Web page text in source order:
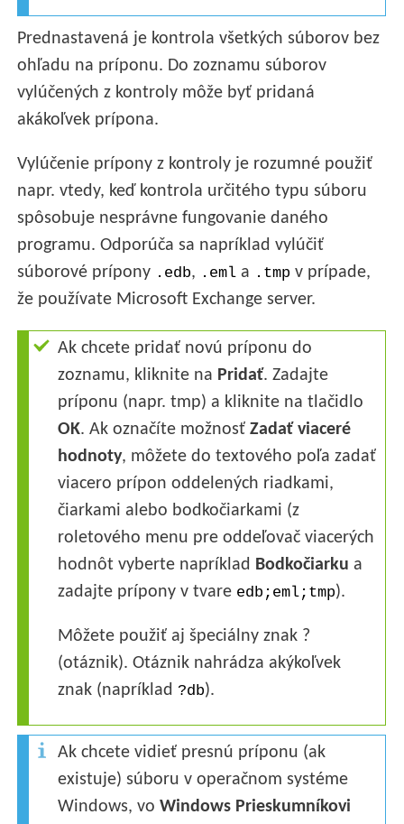
Prednastavená je kontrola všetkých súborov bez
ohľadu na príponu. Do zoznamu súborov
vylúčených z kontroly môže byť pridaná
akákoľvek prípona.
Vylúčenie prípony z kontroly je rozumné použiť
napr. vtedy, keď kontrola určitého typu súboru
spôsobuje nesprávne fungovanie daného
programu. Odporúča sa napríklad vylúčiť
súborové prípony .edb, .eml a .tmp v prípade,
že používate Microsoft Exchange server.
Ak chcete pridať novú príponu do
zoznamu, kliknite na Pridať. Zadajte
príponu (napr. tmp) a kliknite na tlačidlo
OK. Ak označíte možnosťZadať viaceré
hodnoty, môžete do textového poľa zadať
viacero prípon oddelených riadkami,
čiarkami alebo bodkočiarkami (z
roletového menu pre oddeľovač viacerých
hodnôt vyberte napríklad Bodkočiarku a
zadajte prípony v tvare edb;eml;tmp).
Môžete použiť aj špeciálny znak ?
(otáznik). Otáznik nahrádza akýkoľvek
znak (napríklad ?db).
Ak chcete vidieť presnú príponu (ak
existuje) súboru v operačnom systéme
Windows, voWindows Prieskumníkovi